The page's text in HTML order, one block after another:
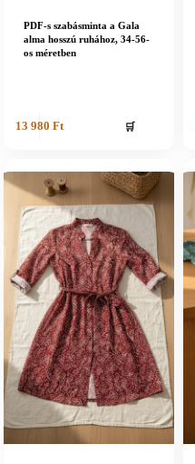
PDF-s szabásminta a Gala
alma hosszú ruhához, 34-56-
os méretben
13 980 Ft 🛒